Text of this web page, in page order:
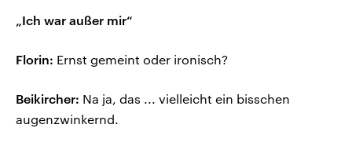
„Ich war außer mir“
Florin: Ernst gemeint oder ironisch?
Beikircher: Na ja, das ... vielleicht ein bisschen
augenzwinkernd.